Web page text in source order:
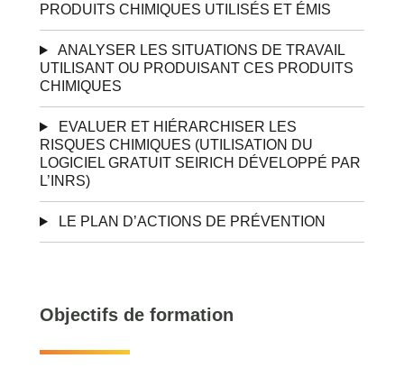
PRODUITS CHIMIQUES UTILISÉS ET ÉMIS
ANALYSER LES SITUATIONS DE TRAVAIL
UTILISANT OU PRODUISANT CES PRODUITS
CHIMIQUES
EVALUER ET HIÉRARCHISER LES
RISQUES CHIMIQUES (UTILISATION DU
LOGICIEL GRATUIT SEIRICH DÉVELOPPÉ PAR
L’INRS)
LE PLAN D’ACTIONS DE PRÉVENTION
Objectifs de formation